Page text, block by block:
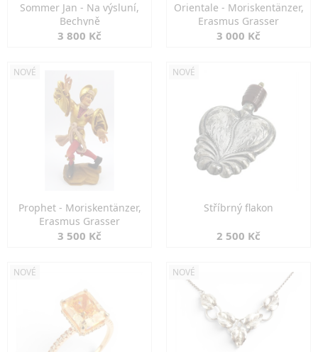
Sommer Jan - Na výsluní,
Bechyně
3 800 Kč
Orientale - Moriskentänzer,
Erasmus Grasser
3 000 Kč
NOVÉ
Prophet - Moriskentänzer,
Erasmus Grasser
3 500 Kč
NOVÉ
Stříbrný flakon
2 500 Kč
NOVÉ NOVÉ